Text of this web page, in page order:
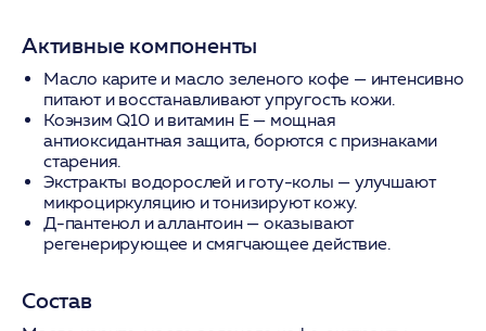
Активные компоненты
Масло каритеи масло зеленого кофе — интенсивно
питают и восстанавливают упругость кожи.
Коэнзим Q10и витамин Е— мощная
антиоксидантная защита, борются с признаками
старения.
Экстракты водорослей и готу-колы — улучшают
микроциркуляцию и тонизируют кожу.
Д-пантенол иаллантоин— оказывают
регенерирующее и смягчающее действие.
Состав